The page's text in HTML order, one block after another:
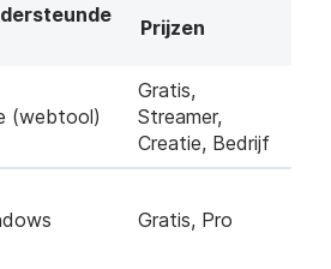
Prijzen
(webtool)
Gratis,
Streamer,
Creatie, Bedrijf
Gratis, Pro